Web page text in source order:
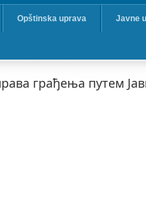
Opštinska uprava Javne
грађења путем